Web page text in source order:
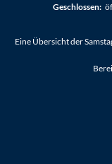
Klicken, um
Geschlossen:
Eine Übersicht der